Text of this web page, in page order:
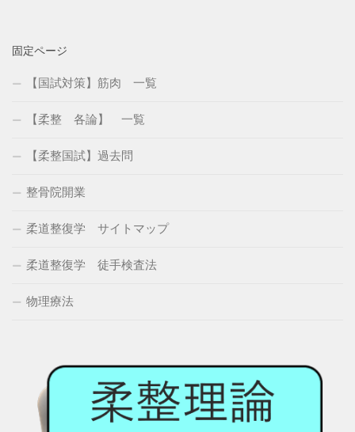
固定ページ
【国試対策】筋肉 一覧
【柔整 各論】 一覧
【柔整国試】過去問
整骨院開業
柔道整復学 サイトマップ
柔道整復学 徒手検査法
物理療法